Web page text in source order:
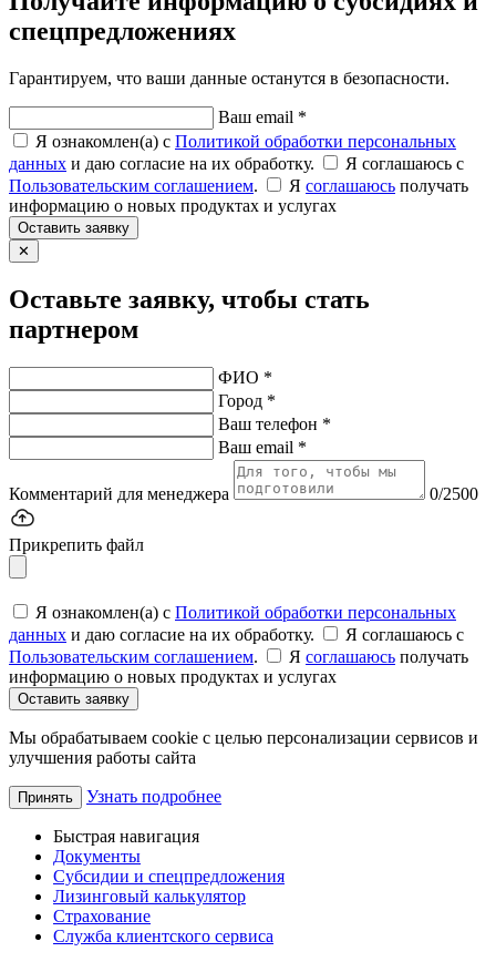
спецпредложениях
Гарантируем, что ваши данные останутся в безопасности.
Ваш email *
Я ознакомлен(а) с Политикой обработки персональных
данных и даю согласие на их обработку.
Я соглашаюсь c
Пользовательским соглашением. Я соглашаюсь получать
информацию о новых продуктах и услугах
Оставить заявку
✕
Оставьте заявку, чтобы стать
партнером
ФИО *
Город *
Ваш телефон *
Ваш email *
Комментарий для менеджера 0/2500
Прикрепить файл
Я ознакомлен(а) с Политикой обработки персональных
данных и даю согласие на их обработку.
Я соглашаюсь c
Пользовательским соглашением. Я соглашаюсь получать
информацию о новых продуктах и услугах
Оставить заявку
Мы обрабатываем cookie с целью персонализации сервисов и
улучшения работы сайта
Принять Узнать подробнее
Быстрая навигация
Документы
Субсидии и спецпредложения
Лизинговый калькулятор
Страхование
Служба клиентского сервиса